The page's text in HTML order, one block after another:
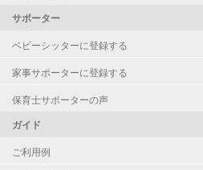
サポーター
ベビーシッターに登録する
家事サポーターに登録する
保育士サポーターの声
ガイド
ご利用例